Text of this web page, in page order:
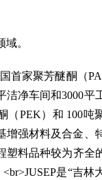
。
首家聚芳醚酮（
洁净车间和3000平
（PEK）和 100吨
增强材料及合金、
塑料品种较为齐全
是“吉林